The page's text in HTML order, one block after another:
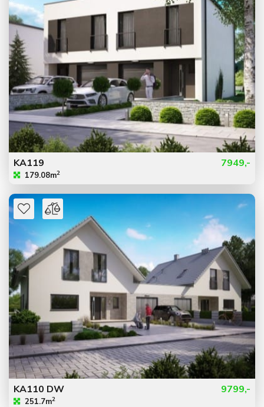
KA119
179.08m2
7949,-
KA110 DW
251.7m2
9799,-